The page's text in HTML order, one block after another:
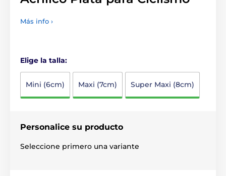
Más info ›
Elige la talla:
Mini (6cm) Maxi (7cm) Super Maxi (8cm)
Personalice su producto
Seleccione primero una variante